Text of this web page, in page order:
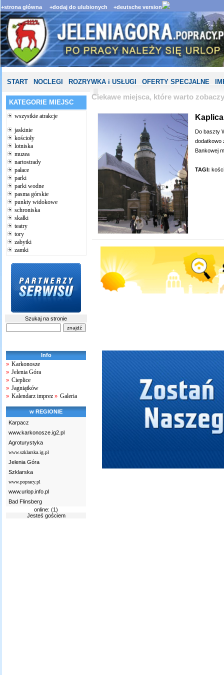
+strona główna +dodaj do ulubionych +deutsche version
START NOCLEGI ROZRYWKA i USŁUGI OFERTY SPECJALNE
KATEGORIE MIEJSC
wszystkie atrakcje
jaskinie
kościoły
lotniska
muzea
nartostrady
pałace
parki
parki wodne
pasma górskie
punkty widokowe
schroniska
skałki
teatry
tory
zabytki
zamki
Szukaj na stronie
Info
» Karkonosze
» Jelenia Góra
» Cieplice
» Jagniątków
» Kalendarz imprez » Galeria
w REGIONIE
Karpacz
www.karkonosze.ig2.pl
Agroturystyka
www.szklarska.ig.pl
Jelenia Góra
Szklarska
www.popracy.pl
www.urlop.info.pl
Bad Flinsberg
online: (1)
Jesteś gościem
Ciekawe miejsca, które warto
Do baszty
dodatkowo
Bankowej
TAGI: